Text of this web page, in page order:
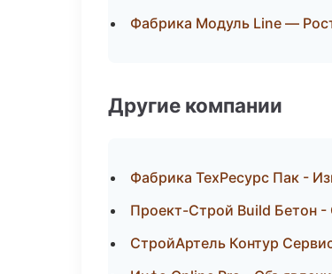
Фабрика Модуль Line —
Другие компании
Фабрика ТехРесурс Пак -
Проект-Строй Build Бетон
СтройАртель Контур